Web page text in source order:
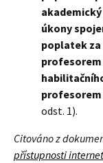
úkony
poplatek za
profesorem
profesorem
odst. 1).
Citováno z
přístupnosti